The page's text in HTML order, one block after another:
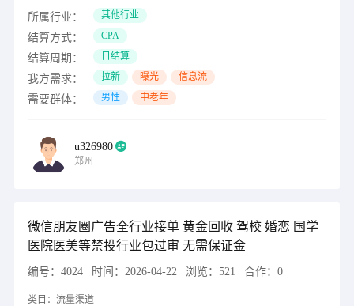
所属行业： 其他行业
结算方式： CPA
结算周期： 日结算
我方需求： 拉新 曝光 信息流
需要群体： 男性 中老年
u326980
郑州
微信朋友圈广告全行业接单 黄金回收 驾校 婚恋 国学
医院医美等禁投行业包过审 无需保证金
编号： 4024 时间： 2026-04-22 浏览： 521 合作： 0
类目： 流量渠道